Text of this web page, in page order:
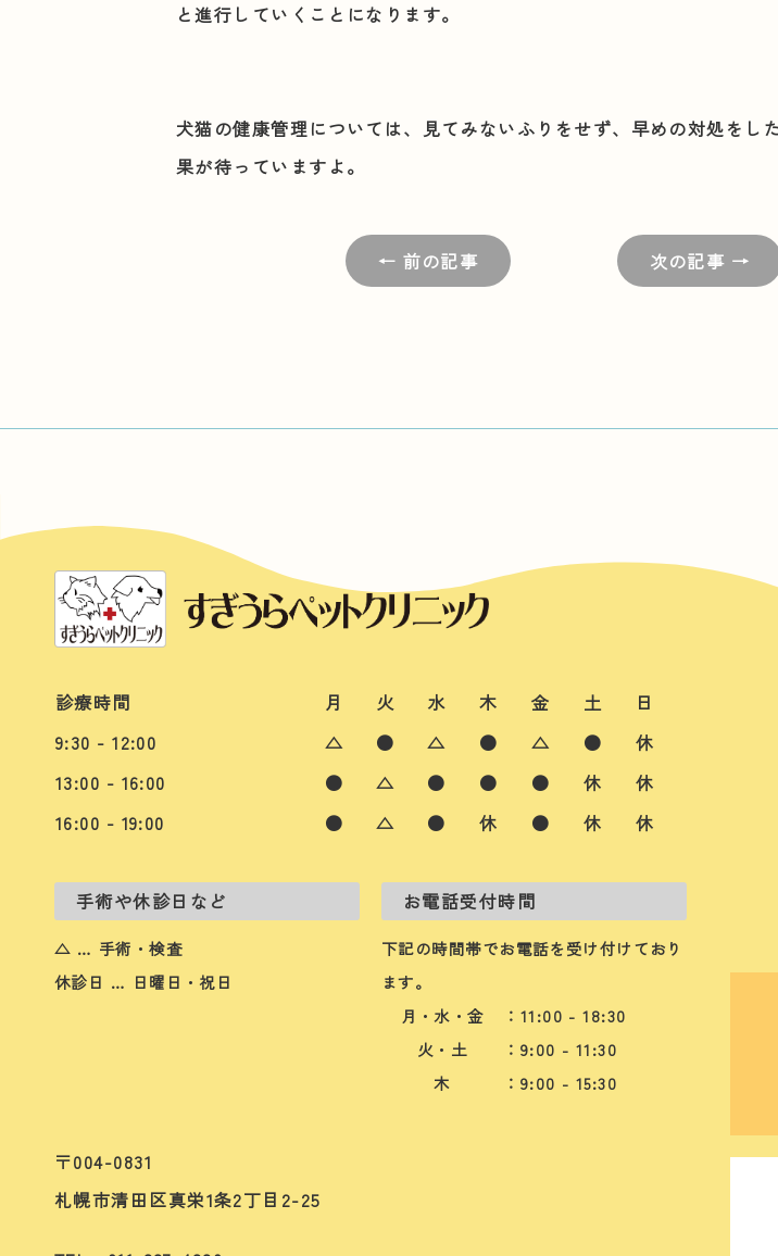
と進行していくことになります。
犬猫の健康管理については、見てみないふりをせず、早めの対処をし
果が待っていますよ。
← 前の記事 次の記事 →
診療時間 月 火 水 木 金 土
日
9:30 - 12:00
△ ● △ ● △ ●
休
13:00 - 16:00
● △ ● ● ● 休
休
16:00 - 19:00
● △ ● 休 ● 休 休
手術や休診日など
△ … 手術・検査
休診日 … 日曜日・祝日
お電話受付時間
下記の時間帯でお電話を受け付けており
ます。
月・水・金
：11:00 - 18:30
火・土
：9:00 - 11:30
木
：9:00 - 15:30
〒004-0831
札幌市清田区真栄1条2丁目2-25